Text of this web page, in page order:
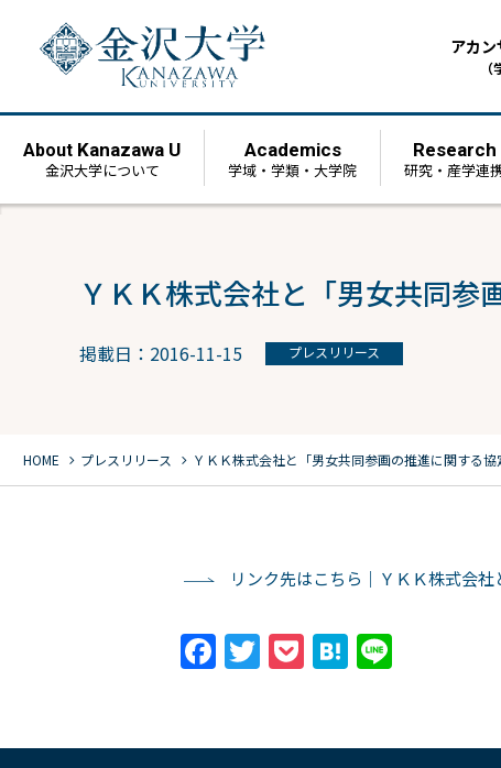
アカ
About Kanazawa U
金沢大学について
Academics
学域・学類・大学院
Research
研究・産学連
ＹＫＫ株式会社と「男女共同参
掲載日：2016-11-15 プレスリリース
HOME chevron_right プレスリリース chevron_right ＹＫＫ株式会社と「男女共同参画の推進に関する協
リンク先はこちら｜ＹＫＫ株式会
Facebook
Twitter
PocketHatena